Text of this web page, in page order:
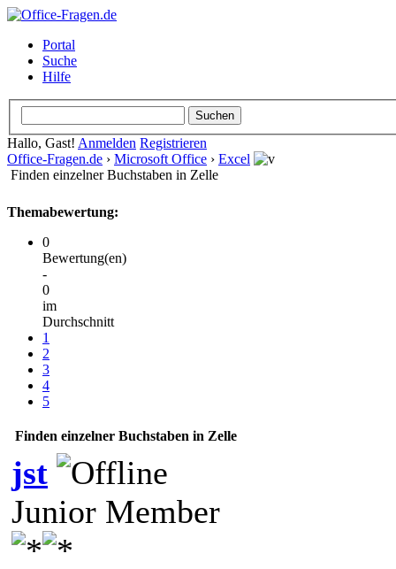
Portal
Suche
Hilfe
Hallo, Gast! Anmelden Registrieren
Office-Fragen.de › Microsoft Office › Excel
Finden einzelner Buchstaben in Zelle
Themabewertung:
0
Bewertung(en)
-
0
im
Durchschnitt
1
2
3
4
5
Finden einzelner Buchstaben in Zelle
jst
Junior Member